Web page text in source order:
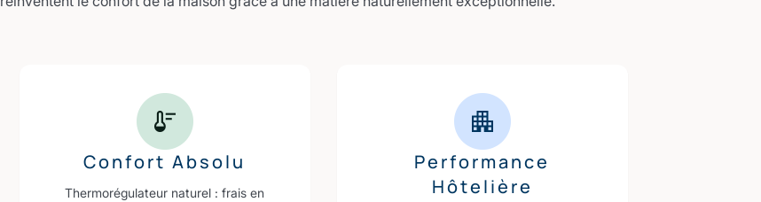
Confort Absolu
Thermorégulateur naturel : frais en
Performance
Hôtelière